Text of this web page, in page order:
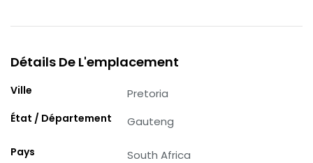
Détails De L'emplacement
Ville Pretoria
État / Département Gauteng
Pays South Africa